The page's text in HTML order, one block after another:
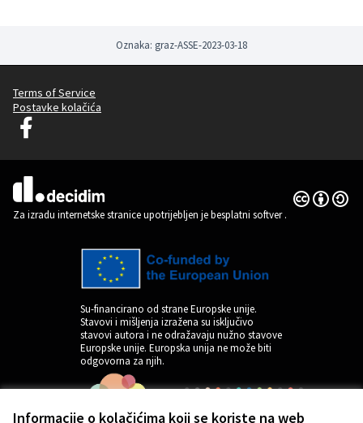
Informacije o kolačićima koji se koriste na web
Oznaka: graz-ASSE-2023-03-18
Terms of Service
Postavke kolačića
Graz Gemeinsam Gestalten na Facebooku
(Vanjska poveznica)
Za izradu internetske stranice upotrijebljen je besplatni softver.
Licencija
(Vanjska
Su-financirano od strane Europske unije.
Stavovi i mišljenja izražena su isključivo
stavovi autora i ne odražavaju nužno stavove
Europske unije. Europska unija ne može biti
odgovorna za njih.